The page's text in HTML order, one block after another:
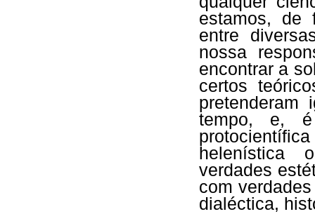
estamos, de
entre
nossa
encontrar a
certos
pretenderam
tempo, e, é
helenística
verdades
com
dialéctica,